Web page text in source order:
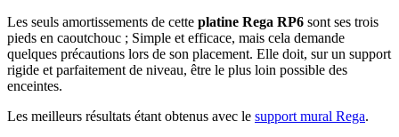
Les seuls amortissements de cette platine Rega RP6 sont ses trois
pieds en caoutchouc ; Simple et efficace, mais cela demande
quelques précautions lors de son placement. Elle doit, sur un support
rigide et parfaitement de niveau, être le plus loin possible des
enceintes.
Les meilleurs résultats étant obtenus avec le support mural Rega.